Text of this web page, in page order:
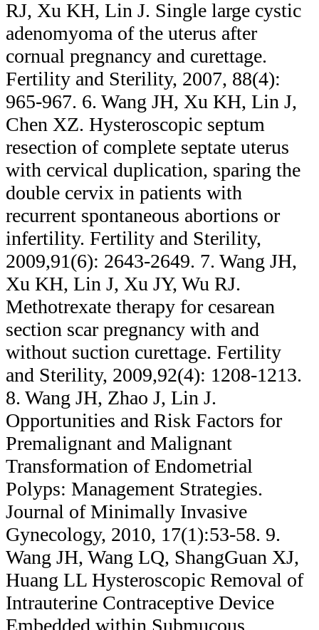
RJ, Xu KH, Lin J. Single large cystic
adenomyoma of the uterus after
cornual pregnancy and curettage.
Fertility and Sterility, 2007, 88(4):
965-967. 6. Wang JH, Xu KH, Lin J,
Chen XZ. Hysteroscopic septum
resection of complete septate uterus
with cervical duplication, sparing the
double cervix in patients with
recurrent spontaneous abortions or
infertility. Fertility and Sterility,
2009,91(6): 2643-2649. 7. Wang JH,
Xu KH, Lin J, Xu JY, Wu RJ.
Methotrexate therapy for cesarean
section scar pregnancy with and
without suction curettage. Fertility
and Sterility, 2009,92(4): 1208-1213.
8. Wang JH, Zhao J, Lin J.
Opportunities and Risk Factors for
Premalignant and Malignant
Transformation of Endometrial
Polyps: Management Strategies.
Journal of Minimally Invasive
Gynecology, 2010, 17(1):53-58. 9.
Wang JH, Wang LQ, ShangGuan XJ,
Huang LL Hysteroscopic Removal of
Intrauterine Contraceptive Device